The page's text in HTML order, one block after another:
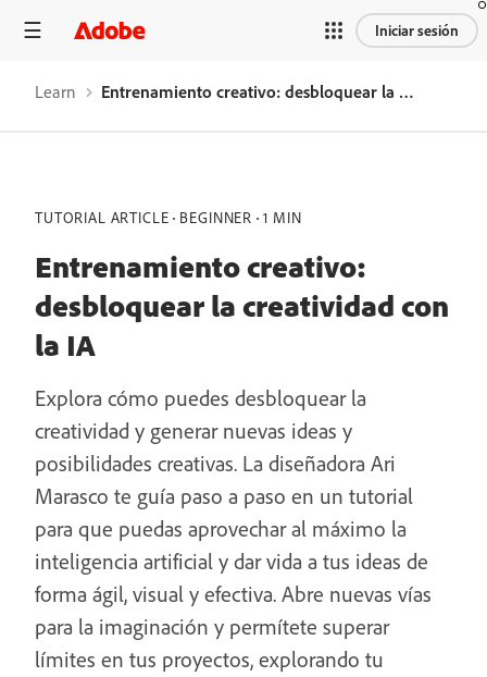
Iniciar sesión
Learn Entrenamiento creativo: desbloquear la creatividad con la IA
TUTORIAL ARTICLE BEGINNER 1 MIN
Entrenamiento creativo:
desbloquear la creatividad con
la IA
Explora cómo puedes desbloquear la
creatividad y generar nuevas ideas y
posibilidades creativas. La diseñadora Ari
Marasco te guía paso a paso en un tutorial
para que puedas aprovechar al máximo la
inteligencia artificial y dar vida a tus ideas de
forma ágil, visual y efectiva. Abre nuevas vías
para la imaginación y permítete superar
límites en tus proyectos, explorando tu